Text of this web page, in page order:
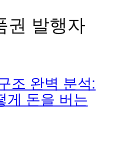
권 발행자
조 완벽 분석:
게 돈을 버는